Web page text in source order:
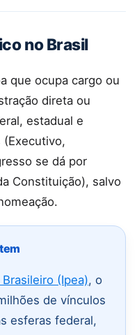
no Brasil
que ocupa cargo ou
direta ou
estadual e
se dá por
Constituição), salvo
(Ipea), o
de vínculos
esferas federal,